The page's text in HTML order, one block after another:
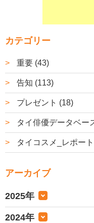
カテゴリー
重要 (43)
告知 (113)
プレゼント (18)
タイ俳優データベー
タイコスメ_レポー
アーカイブ
2025年
2024年